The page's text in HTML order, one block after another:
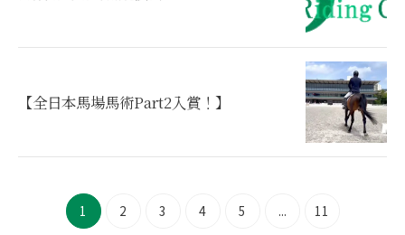
​【全日本馬場馬術Part2入賞！】
1 2 3 4 5 ... 11